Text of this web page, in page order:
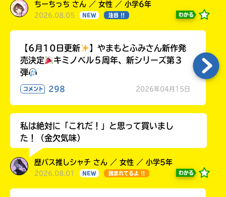
ちーちっち さん ／ 女性 ／ 小学6年
2026.08.05 NEW 注目 !! わかる
【6月10日更新
】やまもとふみさん新作発
売決定
キミノベル５周年、新シリーズ第３
弾
コメント 298 2026年04月15日
私は絶対に「これだ！」と思って買いまし
た！（金欠気味）
歴バス推しシャチ さん ／ 女性 ／ 小学5年
2026.08.01 NEW 読まれてるよ !! わかる